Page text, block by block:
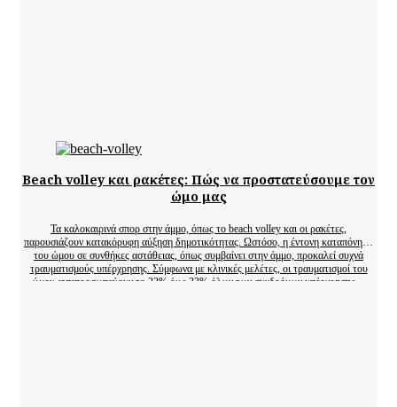
Beach volley και ρακέτες: Πώς να προστατεύσουμε τον
ώμο μας
Τα καλοκαιρινά σπορ στην άμμο, όπως το beach volley και οι ρακέτες,
παρουσιάζουν κατακόρυφη αύξηση δημοτικότητας. Ωστόσο, η έντονη καταπόνηση
του ώμου σε συνθήκες αστάθειας, όπως συμβαίνει στην άμμο, προκαλεί συχνά
τραυματισμούς υπέρχρησης. Σύμφωνα με κλινικές μελέτες, οι τραυματισμοί του
ώμου αντιπροσωπεύουν το 22% έως 33% όλων των συνδρόμων υπέρχρησης…